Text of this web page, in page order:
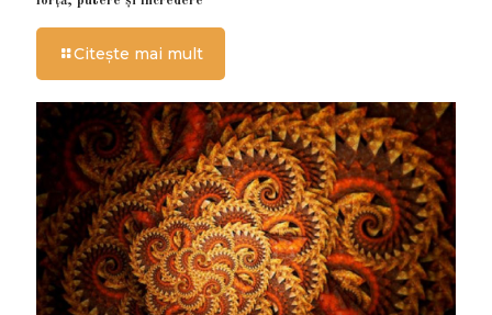
Citește mai mult